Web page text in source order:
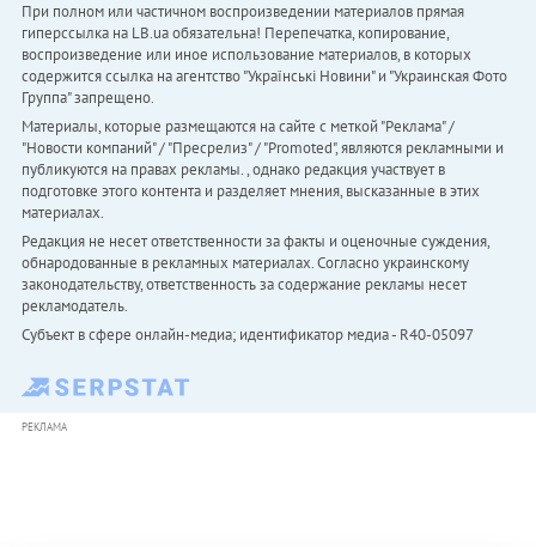
При полном или частичном воспроизведении материалов прямая
гиперссылка на LB.ua обязательна! Перепечатка, копирование,
воспроизведение или иное использование материалов, в которых
содержится ссылка на агентство "Українськi Новини" и "Украинская Фото
Группа" запрещено.
Материалы, которые размещаются на сайте с меткой "Реклама" /
"Новости компаний" / "Пресрелиз" / "Promoted", являются рекламными и
публикуются на правах рекламы. , однако редакция участвует в
подготовке этого контента и разделяет мнения, высказанные в этих
материалах.
Редакция не несет ответственности за факты и оценочные суждения,
обнародованные в рекламных материалах. Согласно украинскому
законодательству, ответственность за содержание рекламы несет
рекламодатель.
Субъект в сфере онлайн-медиа; идентификатор медиа - R40-05097
РЕКЛАМА